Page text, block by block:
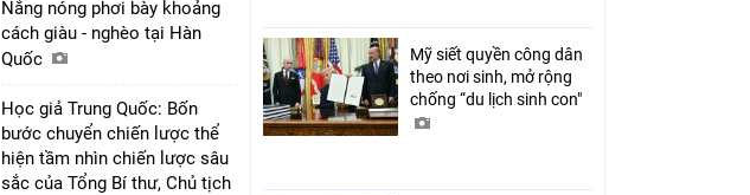
Nắng nóng phơi bày khoảng
cách giàu - nghèo tại Hàn
Quốc
Học giả Trung Quốc: Bốn
bước chuyển chiến lược thể
hiện tầm nhìn chiến lược sâu
sắc của Tổng Bí thư, Chủ tịch
Mỹ siết quyền công dân
theo nơi sinh, mở rộng
chống “du lịch sinh con"